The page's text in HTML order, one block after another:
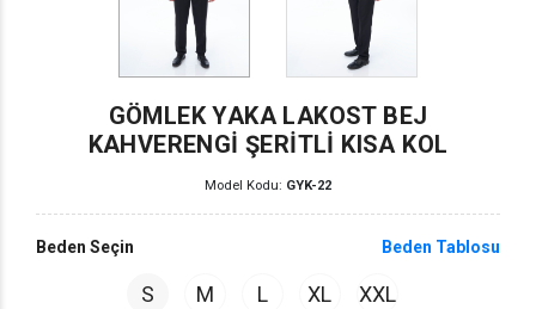
GÖMLEK YAKA LAKOST BEJ
KAHVERENGİ ŞERİTLİ KISA KOL
Model Kodu: GYK-22
Beden Seçin Beden Tablosu
S M L XL XXL